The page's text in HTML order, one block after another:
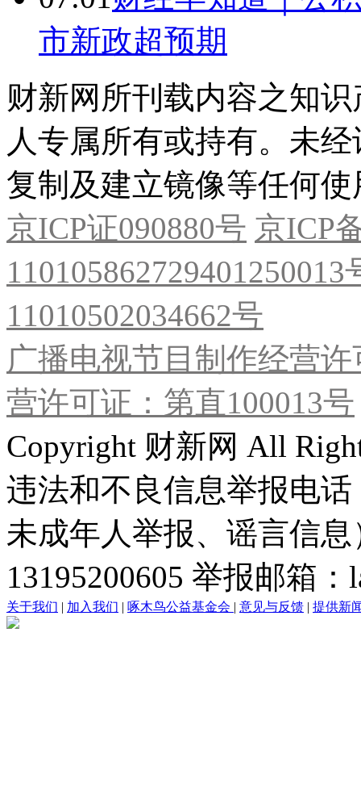
市新政超预期
财新网所刊载内容之知
人专属所有或持有。未
复制及建立镜像等任何使
京ICP证090880号 京ICP
11010502034662号
广播电视节目制作经营
营许可证：第直100013号
Copyright 财新网 All
违法和不良信息举报电
未成年人举报、谣言信
13195200605 举报邮箱
关于我们 | 加入我们 | 啄木鸟公益基金会 | 意见与反馈 | 提供新